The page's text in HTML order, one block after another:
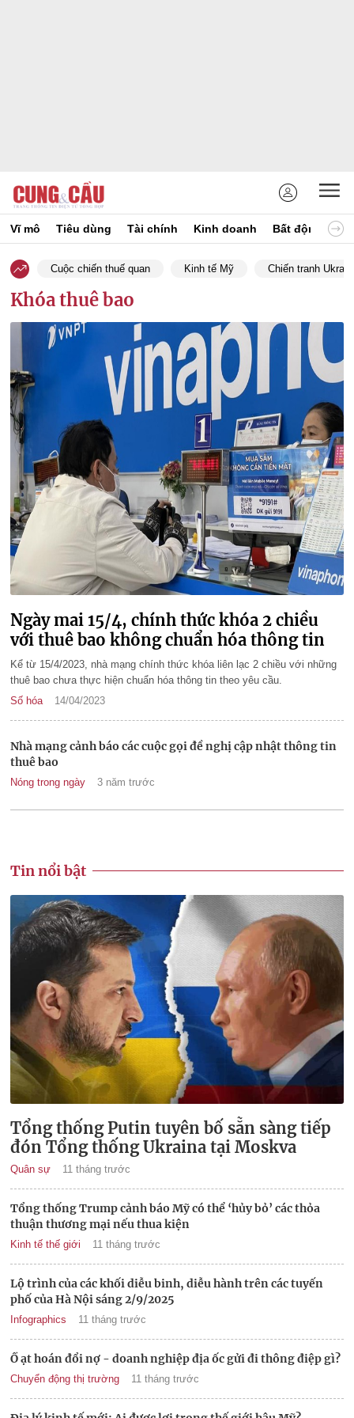
Vĩ mô Tiêu dùng Tài chính Kinh doanh Bất động sản
Cuộc chiến thuế quan Kinh tế Mỹ Chiến tranh
Khóa thuê bao
Ngày mai 15/4, chính thức khóa 2 chiều
với thuê bao không chuẩn hóa thông tin
Kể từ 15/4/2023, nhà mạng chính thức khóa liên lạc 2 chiều với những
thuê bao chưa thực hiện chuẩn hóa thông tin theo yêu cầu.
Số hóa
14/04/2023
Nhà mạng cảnh báo các cuộc gọi đề nghị cập nhật thông tin
thuê bao
Nóng trong ngày 3 năm trước
Tin nổi bật
Tổng thống Putin tuyên bố sẵn sàng tiếp
đón Tổng thống Ukraina tại Moskva
Quân sự 11 tháng trước
Tổng thống Trump cảnh báo Mỹ có thể ‘hủy bỏ’ các thỏa
thuận thương mại nếu thua kiện
Kinh tế thế giới 11 tháng trước
Lộ trình của các khối diễu binh, diễu hành trên các tuyến
phố của Hà Nội sáng 2/9/2025
Infographics 11 tháng trước
Ồ ạt hoán đổi nợ - doanh nghiệp địa ốc gửi đi thông điệp gì?
Chuyển động thị trường 11 tháng trước